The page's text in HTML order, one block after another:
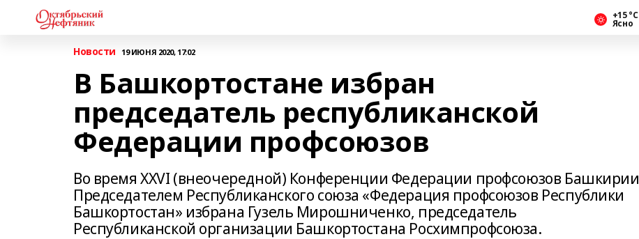
+15 °С
Ясно
Новости 19 ИЮНЯ 2020, 17:02
В Башкортостане избран
председатель республиканской
Федерации профсоюзов
Во время XXVI (внеочередной) Конференции Федерации профсоюзов Башкирии
Председателем Республиканского союза «Федерация профсоюзов Республики
Башкортостан» избрана Гузель Мирошниченко, председатель
Республиканской организации Башкортостана Росхимпрофсоюза.